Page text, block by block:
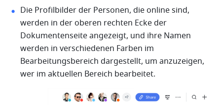
Die Profilbilder der Personen, die online sind,
werden in der oberen rechten Ecke der
Dokumentenseite angezeigt, und ihre Namen
werden in verschiedenen Farben im
Bearbeitungsbereich dargestellt, um anzuzeigen,
wer im aktuellen Bereich bearbeitet.